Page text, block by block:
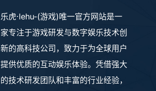
乐虎·lehu-(游戏)唯一官方网站是一
家专注于游戏研发与数字娱乐技术创
新的高科技公司，致力于为全球用户
提供优质的互动娱乐体验。凭借强大
的技术研发团队和丰富的行业经验，